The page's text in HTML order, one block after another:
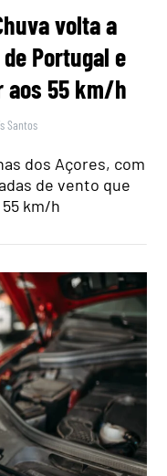
volta a
Portugal e
aos 55 km/h
Santos
dos Açores, com
de vento que
km/h